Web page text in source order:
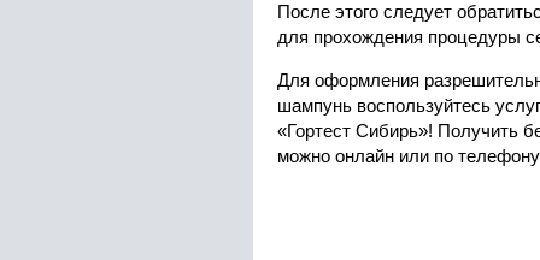
После этого следует
для прохождения процедуры
Для оформления
шампунь воспользуйтесь
«Гортест Сибирь»! Получить
можно онлайн или по